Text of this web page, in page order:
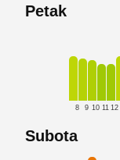
Petak
8 9 10 11 12
Subota